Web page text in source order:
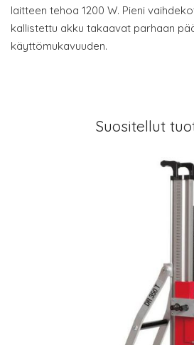
laitteen tehoa 1200 W. Pieni
kallistettu akku takaavat parhaan
käyttömukavuuden.
Suositellut